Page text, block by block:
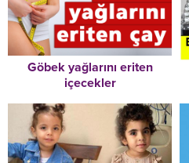
Göbek yağlarını eriten
içecekler